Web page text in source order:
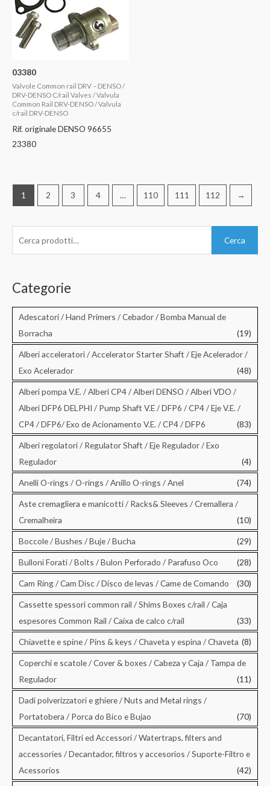
03380
Valvole Common rail DRV – DENSO /
DRV-DENSO C/rail Valves / Valvula
Common Rail DRV-DENSO / Valvula
c/rail DRV-DENSO
Rif. originale DENSO 96655
23380
1 2 3 4 … 110 111 112 →
c
Cerca
Categorie
Adescatori / Hand Primers / Cebador / Bomba Manual de
Borracha
(19)
Alberi acceleratori / Accelerator Starter Shaft / Eje Acelerador /
Exo Acelerador
(48)
Alberi pompa V.E. / Alberi CP4 / Alberi DENSO / Alberi VDO /
Alberi DFP6 DELPHI / Pump Shaft V.E / DFP6 / CP4 / Eje V.E. /
CP4 / DFP6/ Exo de Acionamento V.E. / CP4 / DFP6
(83)
Alberi regolatori / Regulator Shaft / Eje Regulador / Exo
Regulador
(4)
Anelli O-rings / O-rings / Anillo O-rings / Anel (74)
Aste cremagliera e manicotti / Racks& Sleeves / Cremallera /
Cremalheira
(10)
Boccole / Bushes / Buje / Bucha (29)
Bulloni Forati / Bolts / Bulon Perforado / Parafuso Oco (28)
Cam Ring / Cam Disc / Disco de levas / Came de Comando (30)
Cassette spessori common rail / Shims Boxes c/rail / Caja
espesores Common Rail / Caixa de calco c/rail
(33)
Chiavette e spine / Pins & keys / Chaveta y espina / Chaveta (8)
Coperchi e scatole / Cover & boxes / Cabeza y Caja / Tampa de
Regulador
(11)
Dadi polverizzatori e ghiere / Nuts and Metal rings /
Portatobera / Porca do Bico e Bujao
(70)
Decantatori, Filtri ed Accessori / Watertraps, filters and
accessories / Decantador, filtros y accesorios / Suporte-Filtro e
Acessorios
(42)